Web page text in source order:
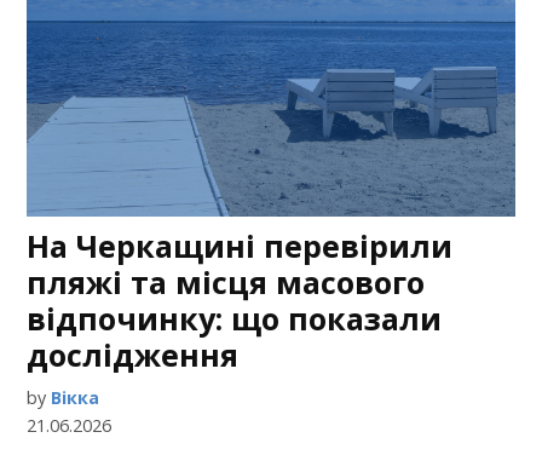
На Черкащині перевірили
пляжі та місця масового
відпочинку: що показали
дослідження
by Вікка
21.06.2026